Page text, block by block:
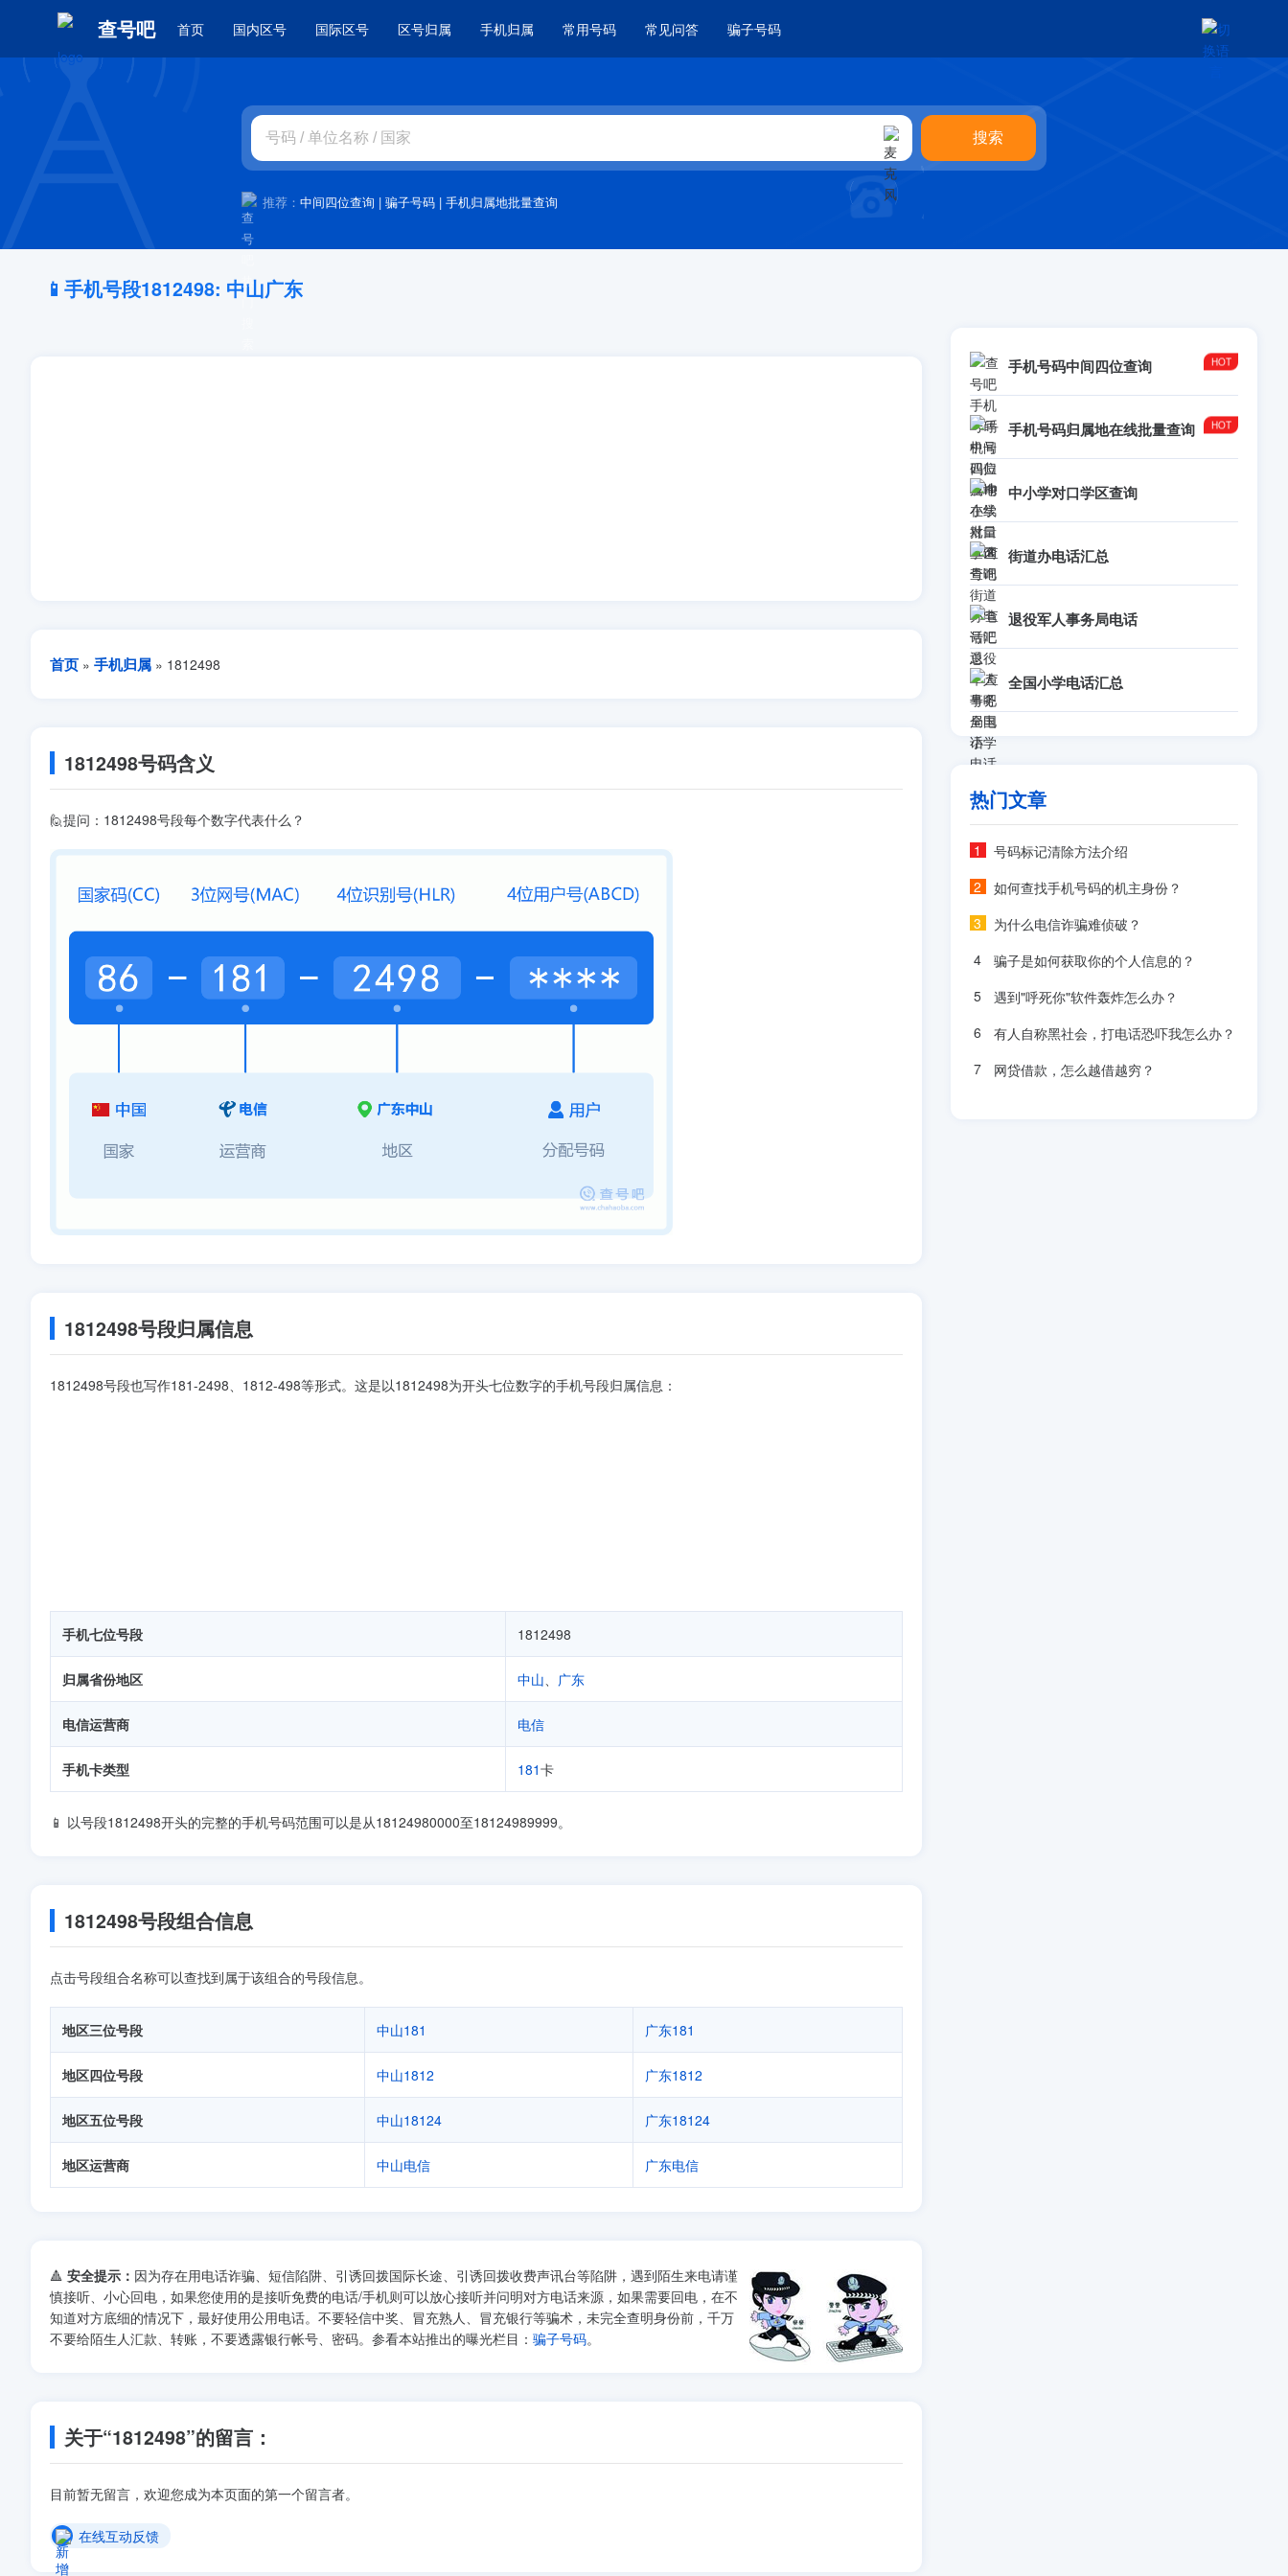
查号吧 首页 国内区号 国际区号 区号归属 手机归属 常用号码 常见问答 骗子号码
推荐： 中间四位查询 | 骗子号码 | 手机归属地批量查询
📱手机号段1812498: 中山广东
首页 » 手机归属 » 1812498
1812498号码含义
🙋提问：1812498号段每个数字代表什么？
1812498号段归属信息
1812498号段也写作181-2498、1812-498等形式。这是以1812498为开头七位数字的手机号段归属信息：
手机七位号段 1812498
归属省份地区 中山、 广东
电信运营商 电信
手机卡类型 181卡
📱 以号段1812498开头的完整的手机号码范围可以是从18124980000至18124989999。
1812498号段组合信息
点击号段组合名称可以查找到属于该组合的号段信息。
地区三位号段 中山181 广东181
地区四位号段 中山1812 广东1812
地区五位号段 中山18124 广东18124
地区运营商 中山电信 广东电信
🔺 安全提示： 因为存在用电话诈骗、短信陷阱、引诱回拨国际长途、引诱回拨收费声讯台等陷阱，遇到陌生来电请谨
慎接听、小心回电，如果您使用的是接听免费的电话/手机则可以放心接听并问明对方电话来源，如果需要回电，在不
知道对方底细的情况下，最好使用公用电话。不要轻信中奖、冒充熟人、冒充银行等骗术，未完全查明身份前，千万
不要给陌生人汇款、转账，不要透露银行帐号、密码。参看本站推出的曝光栏目： 骗子号码。
关于“1812498”的留言：
目前暂无留言，欢迎您成为本页面的第一个留言者。
在线互动反馈
手机号码中间四位查询
手机号码归属地在线批量查询
中小学对口学区查询
街道办电话汇总
退役军人事务局电话
全国小学电话汇总
热门文章
号码标记清除方法介绍
如何查找手机号码的机主身份？
为什么电信诈骗难侦破？
骗子是如何获取你的个人信息的？
遇到"呼死你"软件轰炸怎么办？
有人自称黑社会，打电话恐吓我怎么办？
网贷借款，怎么越借越穷？